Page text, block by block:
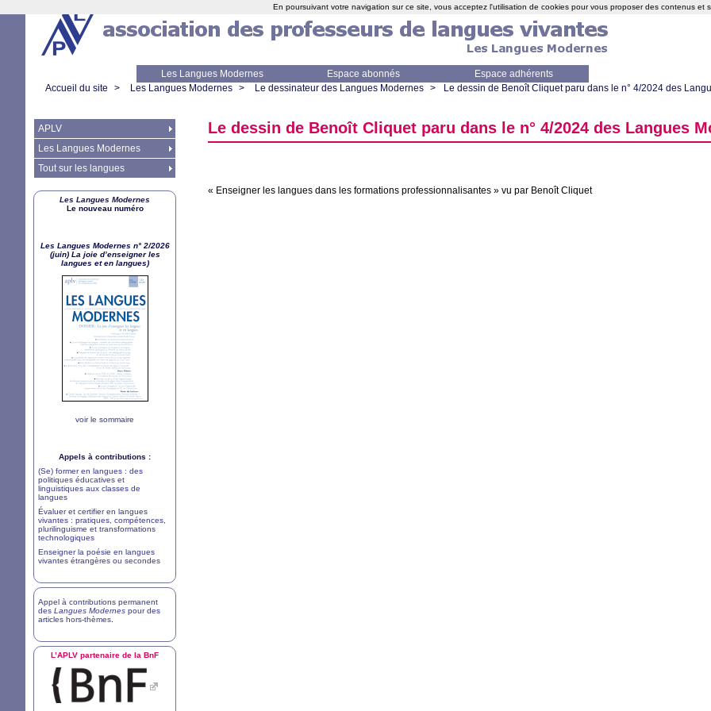
Les Langues Modernes Espace abonnés
Espace adhérents
Accueil du site > Les Langues Modernes > Le dessinateur des Langues Modernes > Le dessin de Benoît Cliquet paru dans le n° 4/2024 des
Le dessin de Benoît Cliquet paru dans le n° 4/2024 des Langues
« Enseigner les langues dans les formations professionnalisantes » vu par Benoît Cliquet
APLV
Les Langues Modernes
Tout sur les langues
Les Langues Modernes
Le nouveau numéro
Les Langues Modernes n° 2/2026
(juin) La joie d’enseigner les
langues et en langues)
voir le sommaire
Appels à contributions :
(Se) former en langues : des
politiques éducatives et
linguistiques aux classes de
langues
Évaluer et certifier en langues
vivantes : pratiques, compétences,
plurilinguisme et transformations
technologiques
Enseigner la poésie en langues
vivantes étrangères ou secondes
Appel à contributions permanent
des Langues Modernes pour des
articles hors-thèmes
L’APLV partenaire de la BnF
En poursuivant votre navigation sur ce site, vous acceptez l'utilisation de cookies pour vous proposer des contenus et